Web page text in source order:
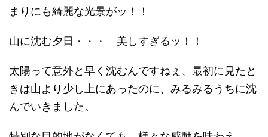
まりにも綺麗な光景がッ！！
山に沈む夕日・・・ 美しすぎるッ！！
太陽って意外と早く沈むんですねぇ、最初に見たと
きは山より少し上にあったのに、みるみるうちに沈
んでいきました。